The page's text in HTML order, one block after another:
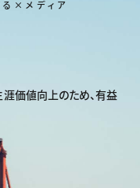
×メディア
価値向上のため、有益